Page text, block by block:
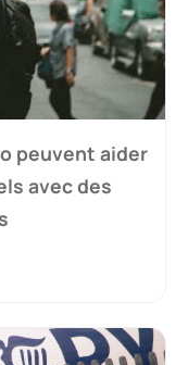
peuvent aider
avec des